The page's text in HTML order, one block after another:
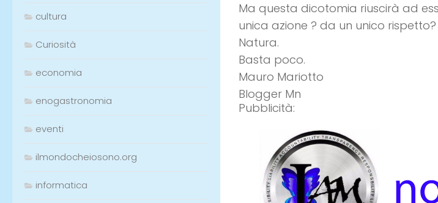
Ma questa dicotomia riuscirà ad
unica azione ? da un unico
Natura.
Basta poco.
Mauro Mariotto
Blogger Mn
cultura
Curiosità
economia
enogastronomia
eventi
ilmondocheiosono.org
informatica